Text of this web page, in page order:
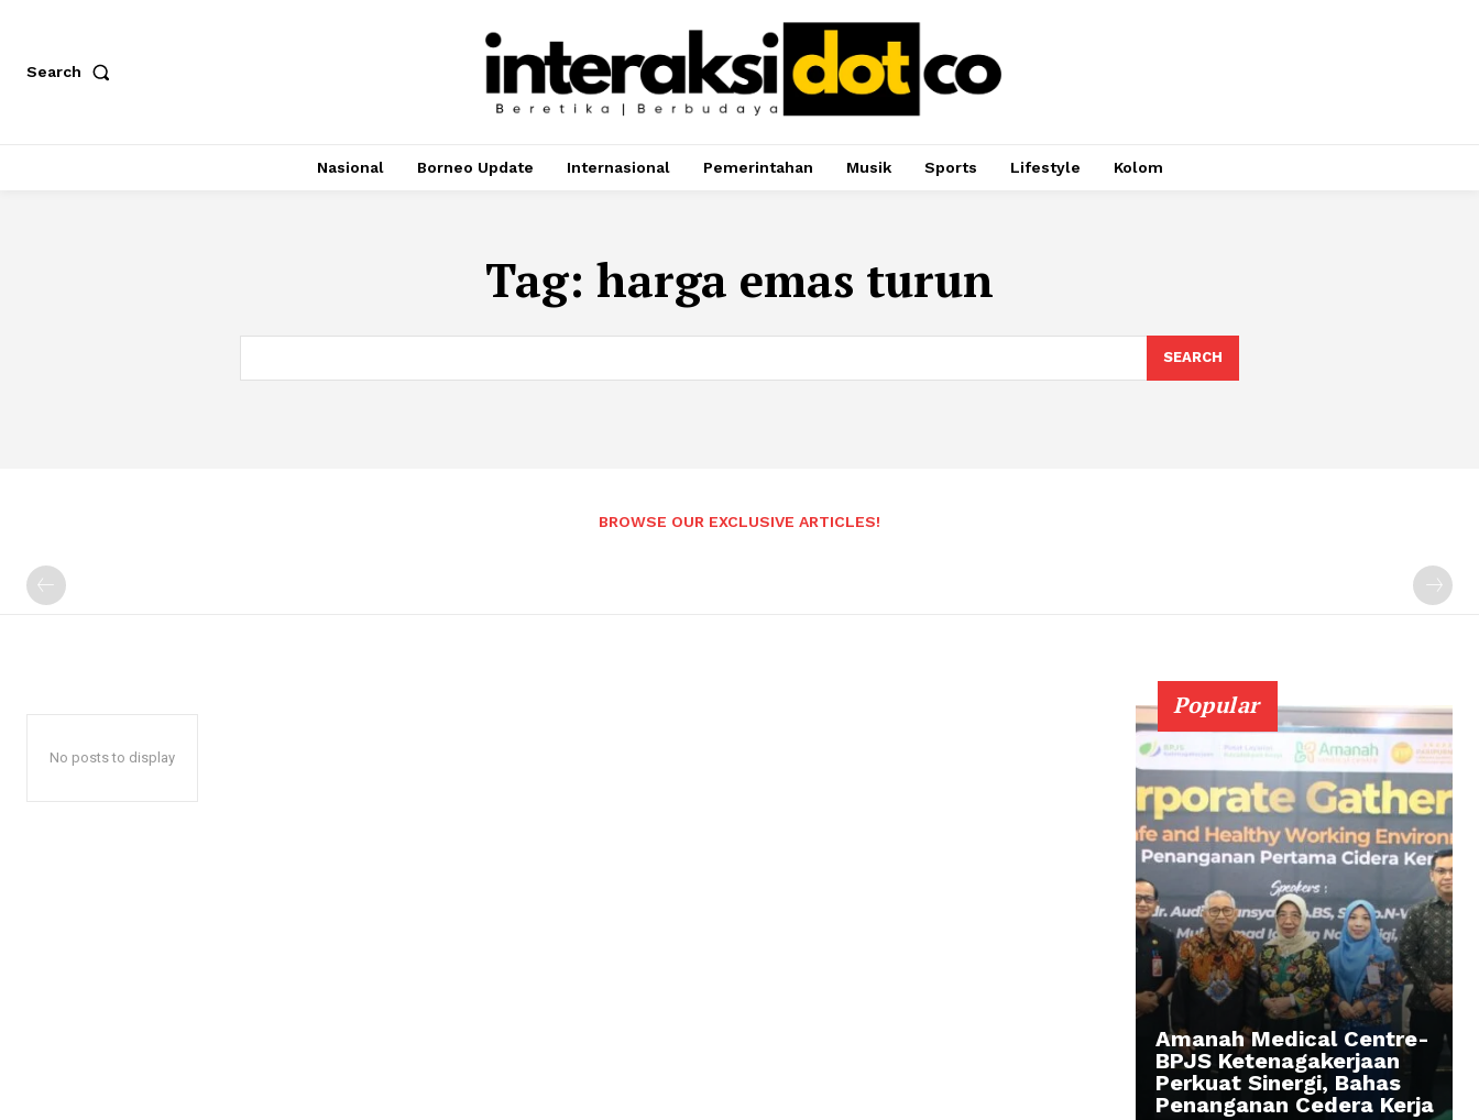
Search
Nasional Borneo Update Internasional Pemerintahan Musik Sports Lifestyle Kolom
Tag: harga emas turun
SEARCH
BROWSE OUR EXCLUSIVE ARTICLES!
No posts to display
Popular
Amanah Medical Centre-
BPJS Ketenagakerjaan
Perkuat Sinergi, Bahas
Penanganan Cedera Kerja